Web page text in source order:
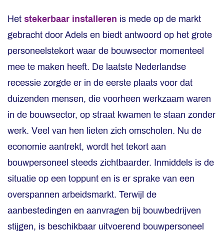
Het stekerbaar installeren is mede op de markt
gebracht door Adels en biedt antwoord op het grote
personeelstekort waar de bouwsector momenteel
mee te maken heeft. De laatste Nederlandse
recessie zorgde er in de eerste plaats voor dat
duizenden mensen, die voorheen werkzaam waren
in de bouwsector, op straat kwamen te staan zonder
werk. Veel van hen lieten zich omscholen. Nu de
economie aantrekt, wordt het tekort aan
bouwpersoneel steeds zichtbaarder. Inmiddels is de
situatie op een toppunt en is er sprake van een
overspannen arbeidsmarkt. Terwijl de
aanbestedingen en aanvragen bij bouwbedrijven
stijgen, is beschikbaar uitvoerend bouwpersoneel